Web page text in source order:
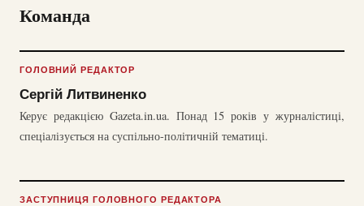
Команда
ГОЛОВНИЙ РЕДАКТОР
Сергій Литвиненко
Керує редакцією Gazeta.in.ua. Понад 15 років у журналістиці,
спеціалізується на суспільно-політичній тематиці.
ЗАСТУПНИЦЯ ГОЛОВНОГО РЕДАКТОРА